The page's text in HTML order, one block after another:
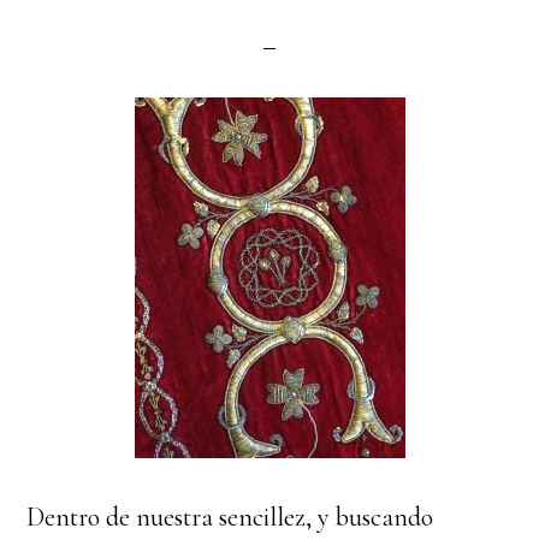
Dentro de nuestra sencillez, y buscando